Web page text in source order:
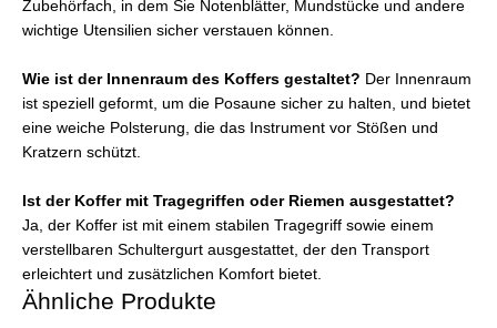
Zubehörfach, in dem Sie Notenblätter, Mundstücke und andere
wichtige Utensilien sicher verstauen können.
Wie ist der Innenraum des Koffers gestaltet? Der Innenraum
ist speziell geformt, um die Posaune sicher zu halten, und bietet
eine weiche Polsterung, die das Instrument vor Stößen und
Kratzern schützt.
Ist der Koffer mit Tragegriffen oder Riemen ausgestattet?
Ja, der Koffer ist mit einem stabilen Tragegriff sowie einem
verstellbaren Schultergurt ausgestattet, der den Transport
erleichtert und zusätzlichen Komfort bietet.
Ähnliche Produkte